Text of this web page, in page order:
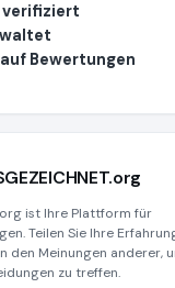
Bewertungen
ist Ihre Plattform für
Teilen Sie Ihre
den Meinungen anderer,
zu treffen.